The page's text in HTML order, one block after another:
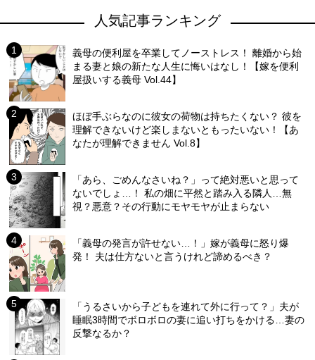
人気記事ランキング
義母の便利屋を卒業してノーストレス！ 離婚から始
まる妻と娘の新たな人生に悔いはなし！【嫁を便利
屋扱いする義母 Vol.44】
ほぼ手ぶらなのに彼女の荷物は持ちたくない？ 彼を
理解できないけど楽しまないともったいない！【あ
なたが理解できません Vol.8】
「あら、ごめんなさいね？」って絶対悪いと思って
ないでしょ…！ 私の畑に平然と踏み入る隣人…無
視？悪意？その行動にモヤモヤが止まらない
「義母の発言が許せない…！」嫁が義母に怒り爆
発！ 夫は仕方ないと言うけれど諦めるべき？
「うるさいから子どもを連れて外に行って？」夫が
睡眠3時間でボロボロの妻に追い打ちをかける…妻の
反撃なるか？